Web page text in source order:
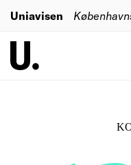
Uniavisen